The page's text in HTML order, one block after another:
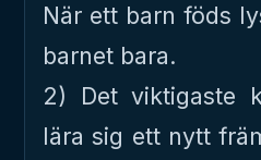
När ett barn föds
barnet bara.
2) Det viktigaste
lära sig ett nytt